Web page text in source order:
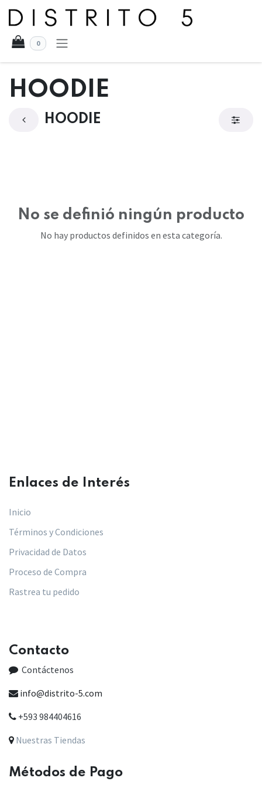
Ir al contenido
0
HOODIE
HOODIE
No se definió ningún producto
No hay productos definidos en esta categoría.
Enlaces de Interés​
Inicio
Términos y Condiciones
Privacidad de Datos
Proceso de Compra
Rastrea tu pedido
Contacto
Contáctenos
info@distrito-5.com
+593 984404616
Nuestras Tiendas
Métodos de Pago